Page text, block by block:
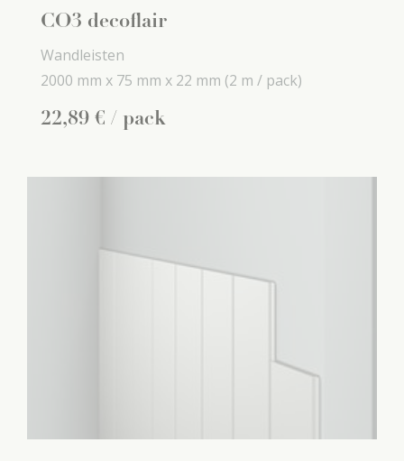
CO3 decoflair
Wandleisten
2000 mm x 75 mm x 22 mm (2 m / pack)
22,89 € / pack